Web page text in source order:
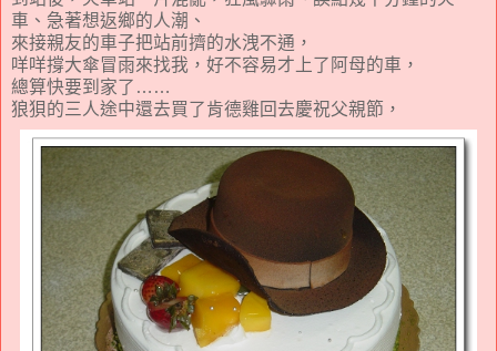
車、急著想返鄉的人潮、
來接親友的車子把站前擠的水洩不通，
咩咩撐大傘冒雨來找我，好不容易才上了阿母的車，
總算快要到家了……
狼狽的三人途中還去買了肯德雞回去慶祝父親節，